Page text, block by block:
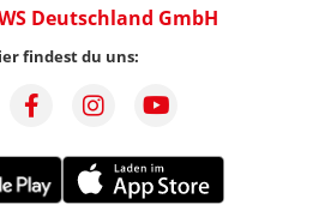
Deutschland GmbH
findest du uns: